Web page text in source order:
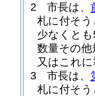
2
市長は、
札に付そ
少なくと
数量その
又はこれ
3
市長は、
札に付そ